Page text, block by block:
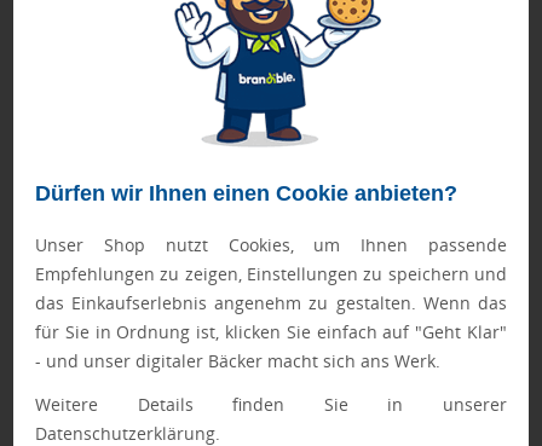
Dürfen wir Ihnen einen Cookie anbieten?
Unser Shop nutzt Cookies, um Ihnen passende
Empfehlungen zu zeigen, Einstellungen zu speichern und
das Einkaufserlebnis angenehm zu gestalten. Wenn das
für Sie in Ordnung ist, klicken Sie einfach auf "Geht Klar"
- und unser digitaler Bäcker macht sich ans Werk.
Weitere Details finden Sie in unserer
Datenschutzerklärung.
Rückseite des Trageriemens vorgesehen. Die möglichen
Druckflächen sind mit70 x 20 mmsowie
Sofern nicht anders angegeben sind
Tampondruck, Siebdruck und Sublimationsdruck auf Tassen,
spülmaschinengeeignet noch spülmaschinenfest; die
Haltbarkeit des Druckes ist in diesen Fällen von der
Reklamation ausgeschlossen.
Vorteile der STAVENGER Fleece-Decke für Ihren
Werbeeinsatz
Die Kombination aus definierter Fläche, klaren
Abmessungen und mehreren Veredelungsarten unterstützt
eine einheitliche Markenkennzeichnung im